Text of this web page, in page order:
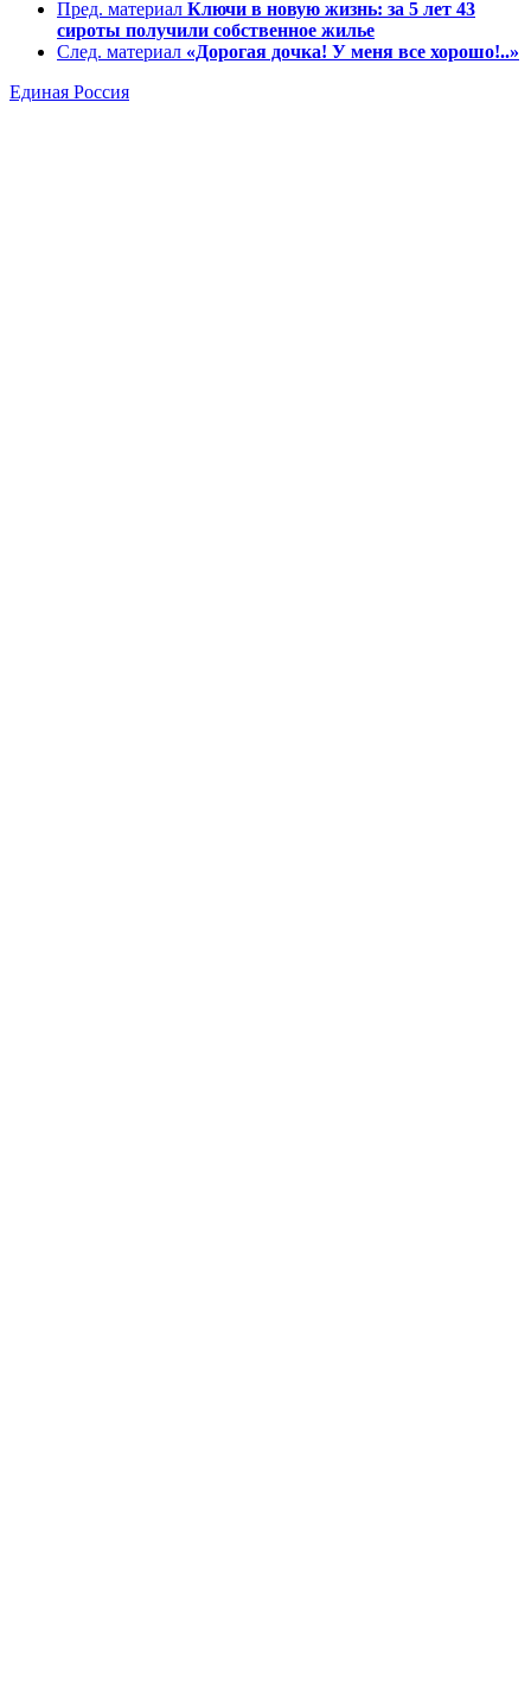
Пред. материал Ключи в новую жизнь: за 5 лет 43
сироты получили собственное жилье
След. материал «Дорогая дочка! У меня все хорошо!..»
Единая Россия